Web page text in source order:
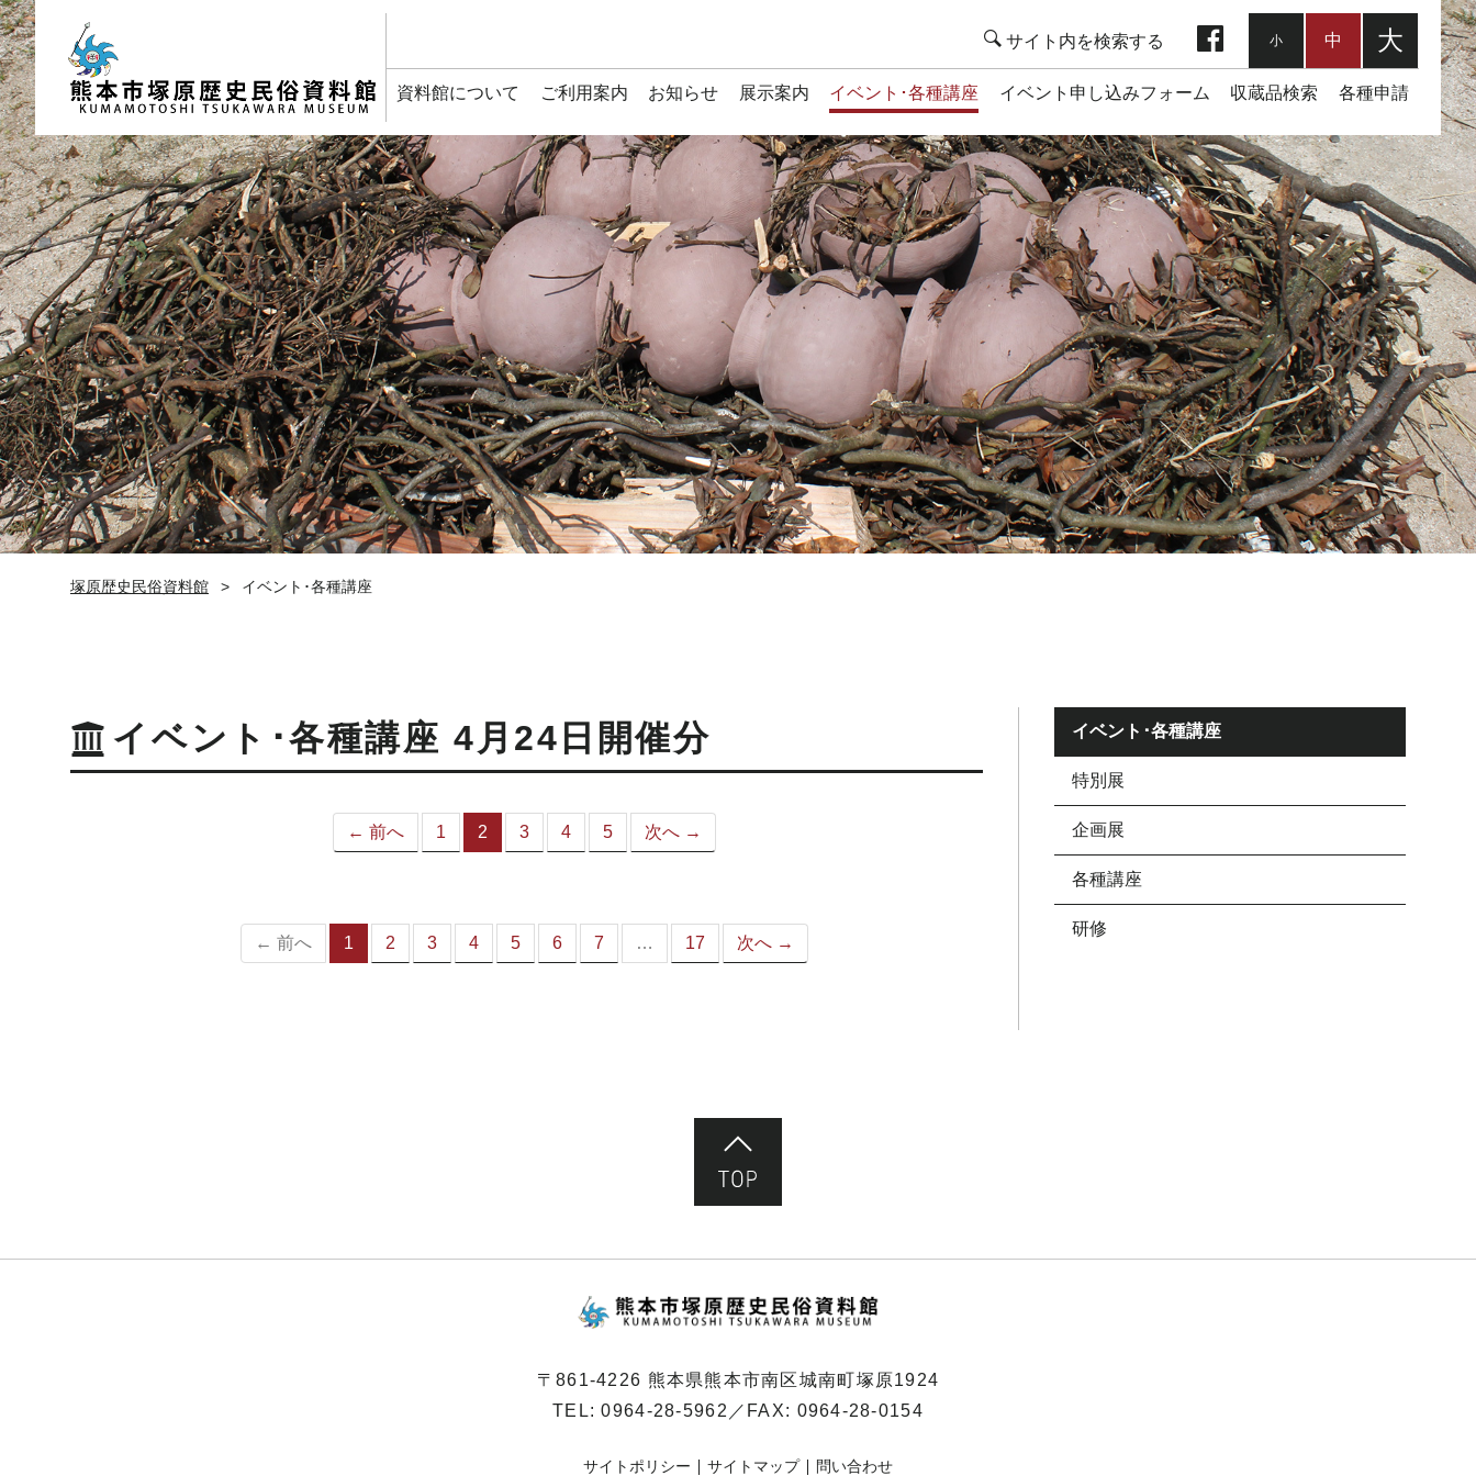
資料館について ご利用案内 お知らせ 展示案内 イベント･各種講座 イベント申し込みフォーム 収蔵品検索 各種申請
小 中 大
塚原歴史民俗資料館 イベント･各種講座
イベント･各種講座 4月24日開催分
← 前へ 1 2
（こ
ジ）
3 4 5 次へ →
← 前へ 1
（こ
2 3 4 5 6 7 … 17 次へ →
イベント･各種講座
特別展
企画展
各種講座
研修
〒861-4226 熊本県熊本市南区城南町塚原1924
TEL:0964-28-5962 ／FAX: 0964-28-0154
サイトポリシー サイトマップ 問い合わせ